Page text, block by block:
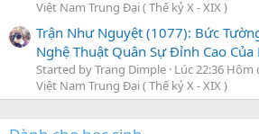
Việt Nam Trung Đại ( Thế kỷ X - XIX )
Trận Như Nguyệt (1077): Bức
Nghệ Thuật Quân Sự Đỉnh Cao
Started by Trang Dimple Lúc 22:36 Hôm
Việt Nam Trung Đại ( Thế kỷ X - XIX )